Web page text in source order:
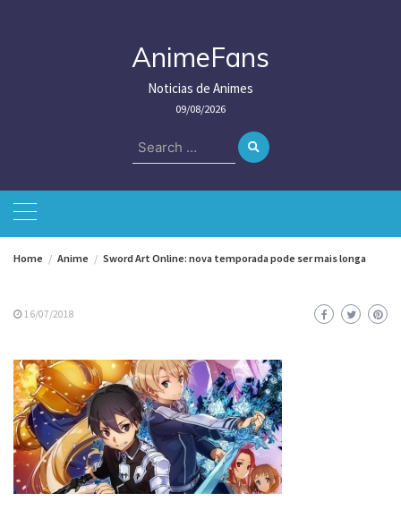
AnimeFans
Noticias de Animes
09/08/2026
Search
for:
Home Anime Sword Art Online: nova temporada pode ser mais longa
16/07/2018